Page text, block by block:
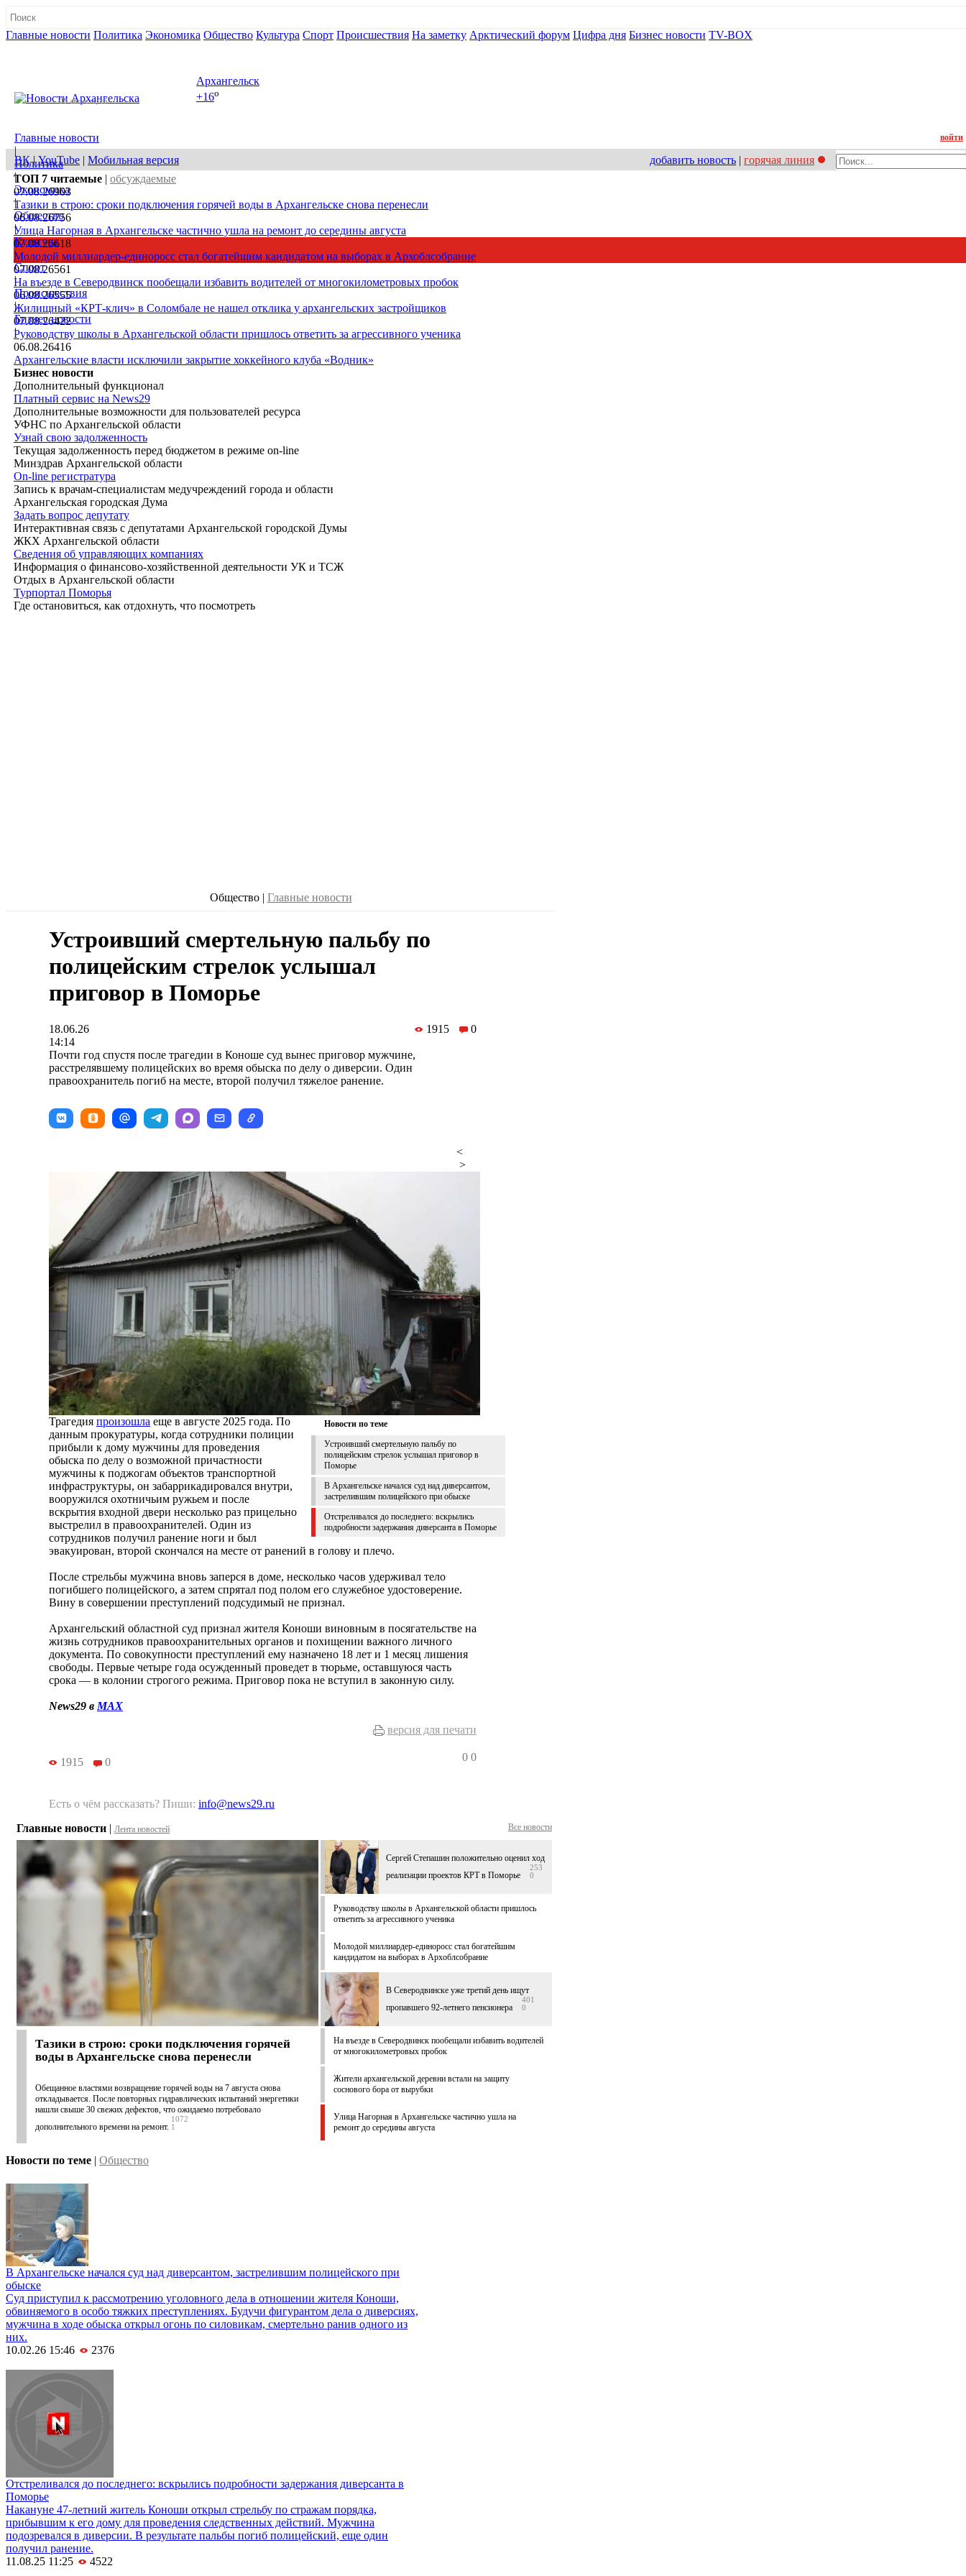
Главные новости Политика Экономика Общество Культура Спорт Происшествия На заметку Арктический форум Цифра дня Бизнес новости TV-BOX
08 августа, сб
Архангельск
+16o
Главные новости
|
Политика
|
Экономика
|
Общество
|
Культура
|
Спорт
|
Происшествия
|
Бизнес новости
|
войти
ВК|YouTube | Мобильная версия добавить новость | горячая линия
ТОП 7 читаемые | обсуждаемые
07.08.26903
Тазики в строю: сроки подключения горячей воды в Архангельске снова перенесли
06.08.26756
Улица Нагорная в Архангельске частично ушла на ремонт до середины августа
07.08.26618
Молодой миллиардер-единоросс стал богатейшим кандидатом на выборах в Архоблсобрание
07.08.26561
На въезде в Северодвинск пообещали избавить водителей от многокилометровых пробок
06.08.26555
Жилищный «КРТ-клич» в Соломбале не нашел отклика у архангельских застройщиков
07.08.26422
Руководству школы в Архангельской области пришлось ответить за агрессивного ученика
06.08.26416
Архангельские власти исключили закрытие хоккейного клуба «Водник»
Бизнес новости
Дополнительный функционал
Платный сервис на News29
Дополнительные возможности для пользователей ресурса
УФНС по Архангельской области
Узнай свою задолженность
Текущая задолженность перед бюджетом в режиме on-line
Минздрав Архангельской области
On-line регистратура
Запись к врачам-специалистам медучреждений города и области
Архангельская городская Дума
Задать вопрос депутату
Интерактивная связь с депутатами Архангельской городской Думы
ЖКХ Архангельской области
Сведения об управляющих компаниях
Информация о финансово-хозяйственной деятельности УК и ТСЖ
Отдых в Архангельской области
Турпортал Поморья
Где остановиться, как отдохнуть, что посмотреть
Общество | Главные новости
Устроивший смертельную пальбу по
полицейским стрелок услышал
приговор в Поморье
18.06.26
14:14
1915 0
Почти год спустя после трагедии в Коноше суд вынес приговор мужчине,
расстрелявшему полицейских во время обыска по делу о диверсии. Один
правоохранитель погиб на месте, второй получил тяжелое ранение.
<
>
Новости по теме
Устроивший смертельную пальбу по
полицейским стрелок услышал приговор в
Поморье
В Архангельске начался суд над диверсантом,
застрелившим полицейского при обыске
Отстреливался до последнего: вскрылись
подробности задержания диверсанта в Поморье
Трагедия произошла еще в августе 2025 года. По
данным прокуратуры, когда сотрудники полиции
прибыли к дому мужчины для проведения
обыска по делу о возможной причастности
мужчины к поджогам объектов транспортной
инфраструктуры, он забаррикадировался внутри,
вооружился охотничьим ружьем и после
вскрытия входной двери несколько раз прицельно
выстрелил в правоохранителей. Один из
сотрудников получил ранение ноги и был
эвакуирован, второй скончался на месте от ранений в голову и плечо.
После стрельбы мужчина вновь заперся в доме, несколько часов удерживал тело
погибшего полицейского, а затем спрятал под полом его служебное удостоверение.
Вину в совершении преступлений подсудимый не признал.
Архангельский областной суд признал жителя Коноши виновным в посягательстве на
жизнь сотрудников правоохранительных органов и похищении важного личного
документа. По совокупности преступлений ему назначено 18 лет и 1 месяц лишения
свободы. Первые четыре года осужденный проведет в тюрьме, оставшуюся часть
срока — в колонии строгого режима. Приговор пока не вступил в законную силу.
News29 в MAX
версия для печати
1915 0 0 0
Есть о чём рассказать? Пиши: info@news29.ru
Главные новости | Лента новостей Все новости
Тазики в строю: сроки подключения горячей
воды в Архангельске снова перенесли
Обещанное властями возвращение горячей воды на 7 августа снова
откладывается. После повторных гидравлических испытаний энергетики
нашли свыше 30 свежих дефектов, что ожидаемо потребовало
дополнительного времени на ремонт.
1072
1
Сергей Степашин положительно оценил ход
реализации проектов КРТ в Поморье
253
0
Руководству школы в Архангельской области пришлось
ответить за агрессивного ученика
Молодой миллиардер-единоросс стал богатейшим
кандидатом на выборах в Архоблсобрание
В Северодвинске уже третий день ищут
пропавшего 92-летнего пенсионера
401
0
На въезде в Северодвинск пообещали избавить водителей
от многокилометровых пробок
Жители архангельской деревни встали на защиту
соснового бора от вырубки
Улица Нагорная в Архангельске частично ушла на
ремонт до середины августа
Новости по теме | Общество
В Архангельске начался суд над диверсантом, застрелившим полицейского при
обыске
Cуд приступил к рассмотрению уголовного дела в отношении жителя Коноши,
обвиняемого в особо тяжких преступлениях. Будучи фигурантом дела о диверсиях,
мужчина в ходе обыска открыл огонь по силовикам, смертельно ранив одного из
них.
10.02.26 15:46
2376
Отстреливался до последнего: вскрылись подробности задержания диверсанта в
Поморье
Накануне 47-летний житель Коноши открыл стрельбу по стражам порядка,
прибывшим к его дому для проведения следственных действий. Мужчина
подозревался в диверсии. В результате пальбы погиб полицейский, еще один
получил ранение.
11.08.25 11:25
4522